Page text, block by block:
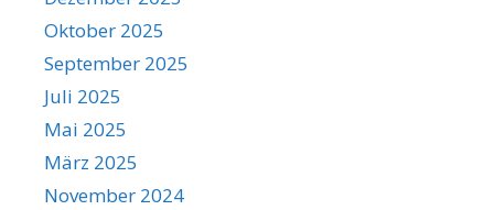
Oktober 2025
September 2025
Juli 2025
Mai 2025
März 2025
November 2024